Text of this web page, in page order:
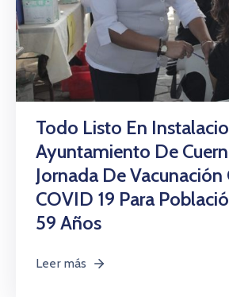
Licitaciones
Transparencia
Directorio
Todo Listo En
Ayuntamiento De
Jornada De Vacunación
COVID 19 Para
59 Años
Leer más